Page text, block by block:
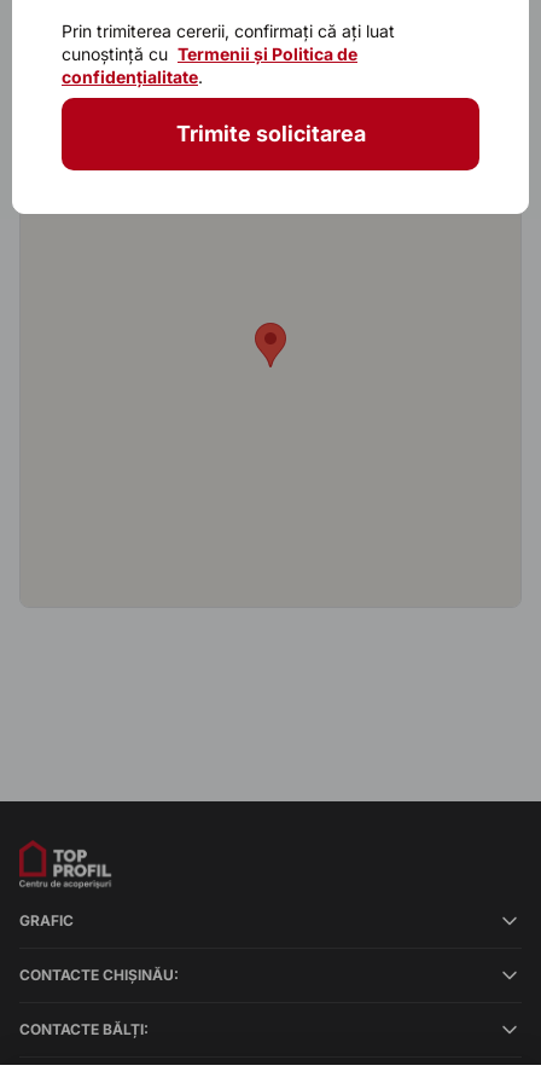
Caracteristicile principalele
Model
GRAFIC
CONTACTE CHIȘINĂU:
CONTACTE BĂLȚI:
Prin trimiterea cererii, confirmați că ați luat
cunoștință cu Termenii și Politica de
confidențialitate.
Trimite solicitarea